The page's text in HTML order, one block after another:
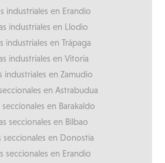
industriales en Erandio
industriales en Llodio
industriales en Trápaga
industriales en Vitoria
industriales en Zamudio
en Astrabudua
seccionales en Barakaldo
seccionales en Bilbao
seccionales en Donostia
seccionales en Erandio